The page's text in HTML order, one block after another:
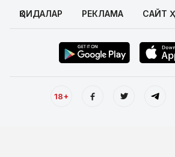
ҚОИДАЛАР РЕКЛАМА САЙТ
18+